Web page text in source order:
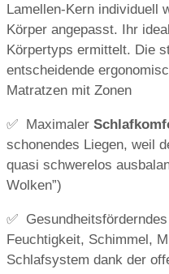
Lamellen-Kern individuell
Körper angepasst. Ihr
Körpertyps ermittelt. Die
entscheidende
Matratzen mit Zonen
✅ Maximaler
schonendes Liegen, weil
quasi schwerelos
Wolken”)
✅ Gesundheitsförderndes
Feuchtigkeit, Schimmel,
Schlafsystem dank der